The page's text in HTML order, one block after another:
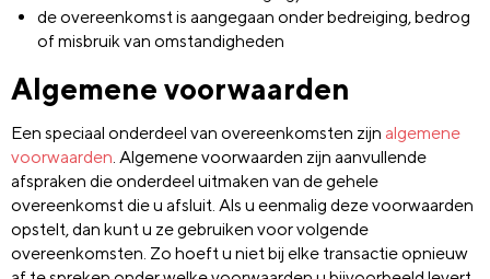
de overeenkomst is aangegaan onder bedreiging, bedrog
of misbruik van omstandigheden
Algemene voorwaarden
Een speciaal onderdeel van overeenkomsten zijn algemene
voorwaarden . Algemene voorwaarden zijn aanvullende
afspraken die onderdeel uitmaken van de gehele
overeenkomst die u afsluit. Als u eenmalig deze voorwaarden
opstelt, dan kunt u ze gebruiken voor volgende
overeenkomsten. Zo hoeft u niet bij elke transactie opnieuw